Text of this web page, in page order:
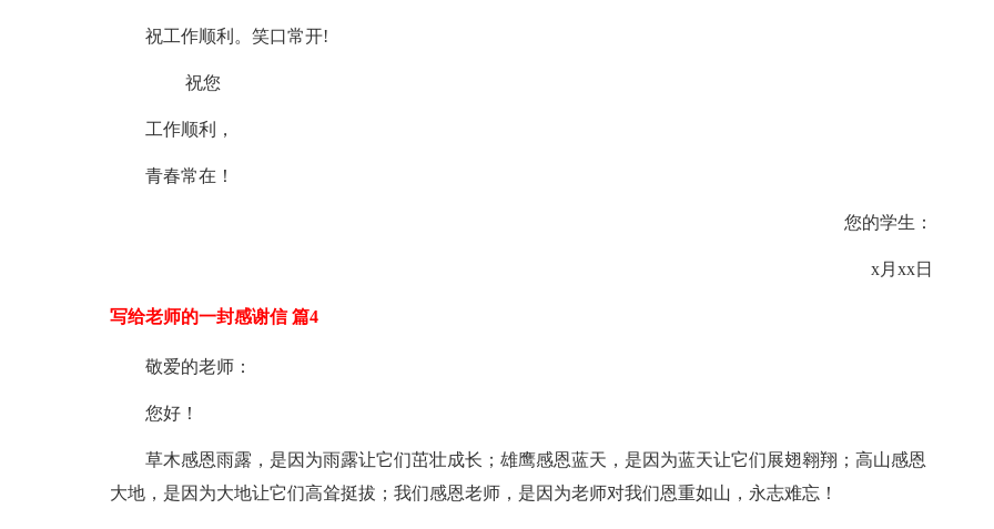
祝工作顺利。笑口常开!
祝您
工作顺利，
青春常在！
您的学生：
x月xx日
写给老师的一封感谢信 篇4
敬爱的老师：
您好！
草木感恩雨露，是因为雨露让它们茁壮成长；雄鹰感恩蓝天，是因为蓝天让它们展翅翱翔；高山感恩
大地，是因为大地让它们高耸挺拔；我们感恩老师，是因为老师对我们恩重如山，永志难忘！